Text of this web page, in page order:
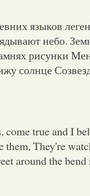
языков
небо.
рисунки
солнце
come true and I
them, They're
around the